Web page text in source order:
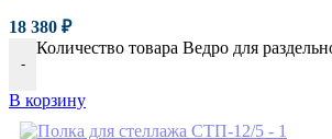
18 380 ₽
-
Количество товара Ведро для
В корзину